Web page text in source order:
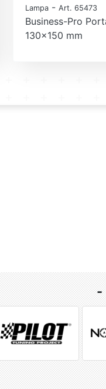
Lampa - Art. 65473
Business-Pro
130x150 mm